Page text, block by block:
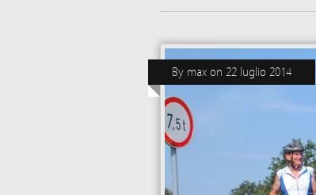
By max on 22 luglio 2014